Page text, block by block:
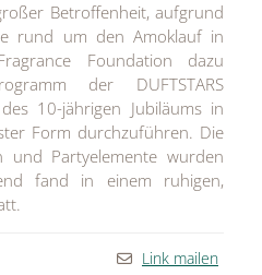
Betroffenheit, aufgrund
rund um den Amoklauf in
Foundation dazu
der DUFTSTARS
10-jährigen Jubiläums in
Form durchzuführen. Die
und Partyelemente wurden
fand in einem ruhigen,
Link mailen